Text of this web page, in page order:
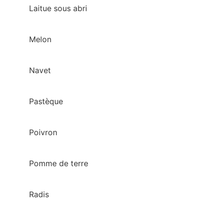
Laitue sous abri
Melon
Navet
Pastèque
Poivron
Pomme de terre
Radis